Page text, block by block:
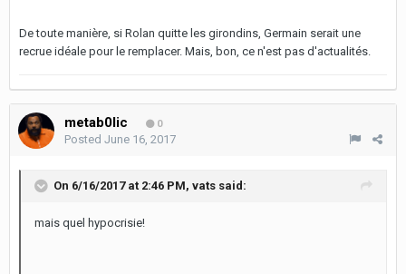
De toute manière, si Rolan quitte les girondins, Germain serait une
recrue idéale pour le remplacer. Mais, bon, ce n'est pas d'actualités.
metab0lic 0
Posted June 16, 2017
On 6/16/2017 at 2:46 PM, vats said:
mais quel hypocrisie!